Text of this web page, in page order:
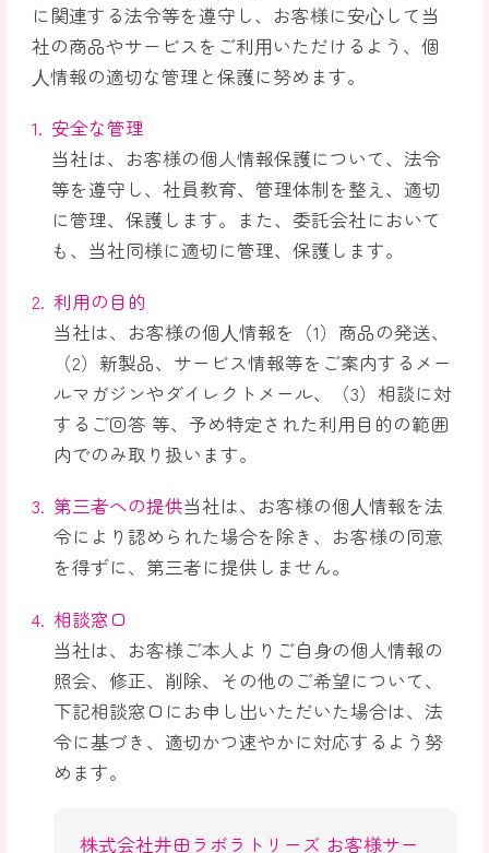
に関連する法令等を遵守し、お客様に安⼼して当
社の商品やサービスをご利⽤いただけるよう、個
⼈情報の適切な管理と保護に努めます。
安全な管理
当社は、お客様の個人情報保護について、法令
等を遵守し、社員教育、管理体制を整え、適切
に管理、保護します。また、委託会社において
も、当社同様に適切に管理、保護します。
利用の目的
当社は、お客様の個⼈情報を（1）商品の発送、
（2）新製品、サービス情報等をご案内するメー
ルマガジンやダイレクトメール、（3）相談に対
するご回答 等、予め特定された利用目的の範囲
内でのみ取り扱います。
第三者への提供当社は、お客様の個⼈情報を法
令により認められた場合を除き、お客様の同意
を得ずに、第三者に提供しません。
相談窓口
当社は、お客様ご本人よりご自身の個人情報の
照会、修正、削除、その他のご希望について、
下記相談窓口にお申し出いただいた場合は、法
令に基づき、適切かつ速やかに対応するよう努
めます。
株式会社井田ラボラトリーズ お客様サー